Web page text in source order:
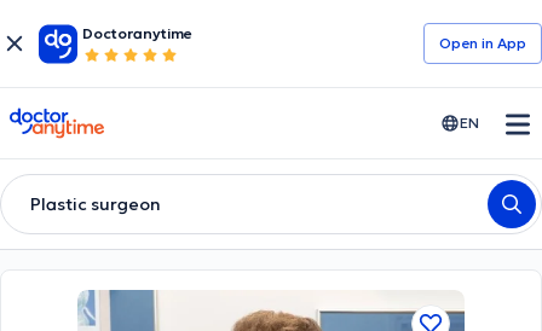
Doctoranytime
Open in Αpp
doctoranytime EN
Plastic surgeon